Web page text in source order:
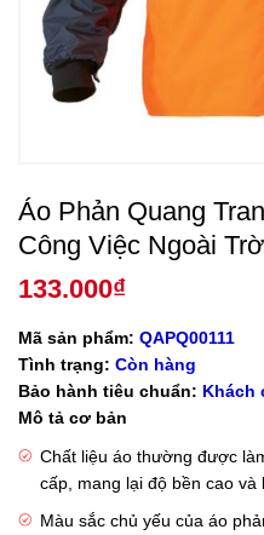
Áo Phản Quang
Công Việc Ngoài
133.000₫
Mã sản phẩm: QAPQ00111
Tình trạng: Còn hàng
Bảo hành tiêu chuẩn: Khách
Mô tả cơ bản
Chất liệu áo thường được
cấp, mang lại độ bền cao
Màu sắc chủ yếu của áo